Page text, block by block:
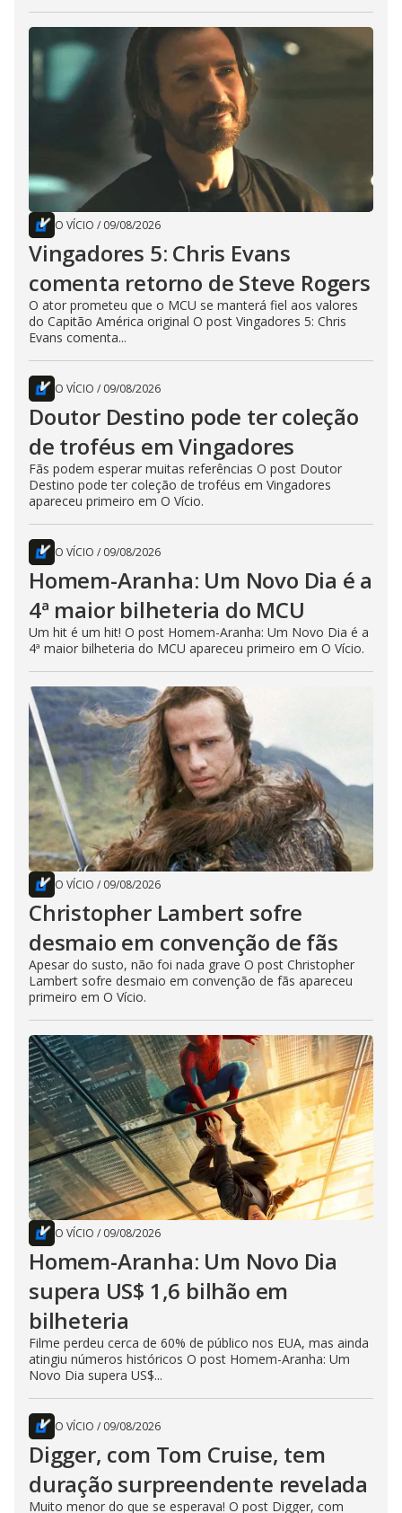
O VÍCIO / 09/08/2026
Vingadores 5: Chris Evans
comenta retorno de Steve Rogers
O ator prometeu que o MCU se manterá fiel aos valores
do Capitão América original O post Vingadores 5: Chris
Evans comenta...
O VÍCIO / 09/08/2026
Doutor Destino pode ter coleção
de troféus em Vingadores
Fãs podem esperar muitas referências O post Doutor
Destino pode ter coleção de troféus em Vingadores
apareceu primeiro em O Vício.
O VÍCIO / 09/08/2026
Homem-Aranha: Um Novo Dia é a
4ª maior bilheteria do MCU
Um hit é um hit! O post Homem-Aranha: Um Novo Dia é a
4ª maior bilheteria do MCU apareceu primeiro em O Vício.
O VÍCIO / 09/08/2026
Christopher Lambert sofre
desmaio em convenção de fãs
Apesar do susto, não foi nada grave O post Christopher
Lambert sofre desmaio em convenção de fãs apareceu
primeiro em O Vício.
O VÍCIO / 09/08/2026
Homem-Aranha: Um Novo Dia
supera US$ 1,6 bilhão em
bilheteria
Filme perdeu cerca de 60% de público nos EUA, mas ainda
atingiu números históricos O post Homem-Aranha: Um
Novo Dia supera US$...
O VÍCIO / 09/08/2026
Digger, com Tom Cruise, tem
duração surpreendente revelada
Muito menor do que se esperava! O post Digger, com